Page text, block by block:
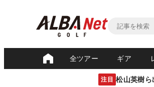
全ツアー ギア
注目 松山英樹